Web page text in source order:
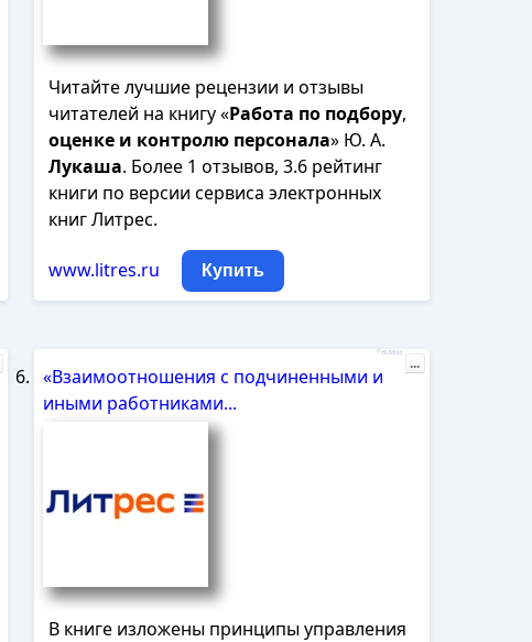
Читайте лучшие рецензии и отзывы
читателей на книгу «Работа по подбору,
оценке и контролю персонала» Ю. А.
Лукаша. Более 1 отзывов, 3.6 рейтинг
книги по версии сервиса электронных
книг Литрес.
www.litres.ru Купить
«Взаимоотношения с подчиненными и
иными работниками...
В книге изложены принципы управления
Реклама
...